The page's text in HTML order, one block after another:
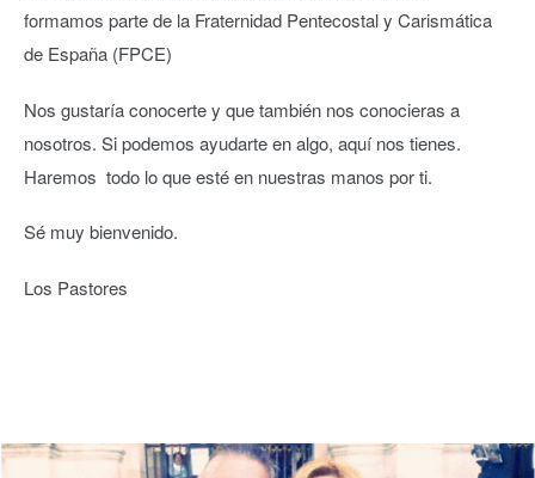
formamos parte de la Fraternidad Pentecostal y Carismática
de España (FPCE)
Nos gustaría conocerte y que también nos conocieras a
nosotros. Si podemos ayudarte en algo, aquí nos tienes.
Haremos todo lo que esté en nuestras manos por ti.
Sé muy bienvenido.
Los Pastores